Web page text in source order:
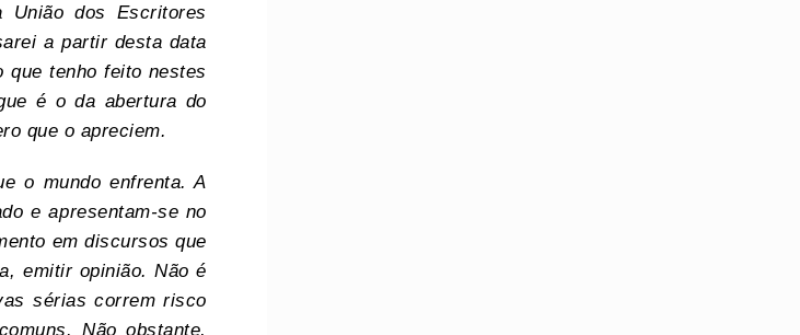
União dos Escritores
a partir desta data
tenho feito nestes
é o da abertura do
que o apreciem.
o mundo enfrenta. A
e apresentam-se no
em discursos que
emitir opinião. Não é
sérias correm risco
Não obstante,